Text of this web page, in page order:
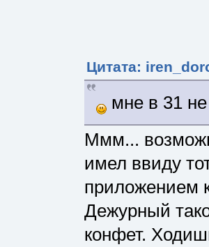
Цитата:
мне в 31
Ммм...
имел ввиду
приложением
Дежурный
конфет.